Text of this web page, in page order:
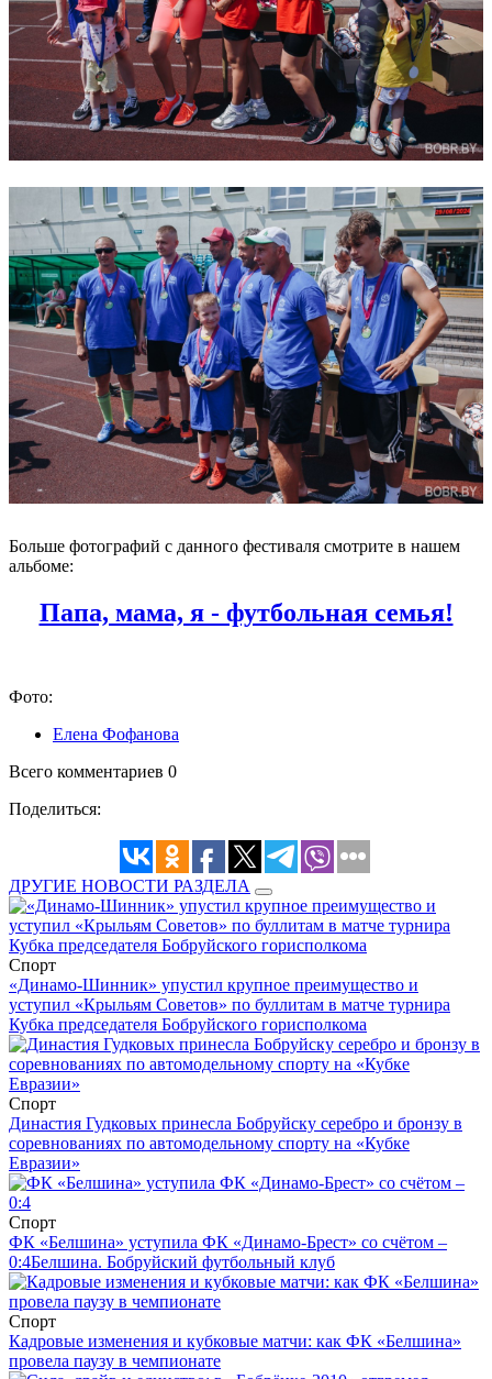
Больше фотографий с данного фестиваля смотрите в нашем
альбоме:
Папа, мама, я - футбольная семья!
Фото:
Елена Фофанова
Всего комментариев 0
Поделиться:
ДРУГИЕ НОВОСТИ РАЗДЕЛА
Спорт
«Динамо-Шинник» упустил крупное преимущество и
уступил «Крыльям Советов» по буллитам в матче турнира
Кубка председателя Бобруйского горисполкома
Спорт
Династия Гудковых принесла Бобруйску серебро и бронзу в
соревнованиях по автомодельному спорту на «Кубке
Евразии»
Спорт
ФК «Белшина» уступила ФК «Динамо-Брест» со счётом –
0:4Белшина. Бобруйский футбольный клуб
Спорт
Кадровые изменения и кубковые матчи: как ФК «Белшина»
провела паузу в чемпионате